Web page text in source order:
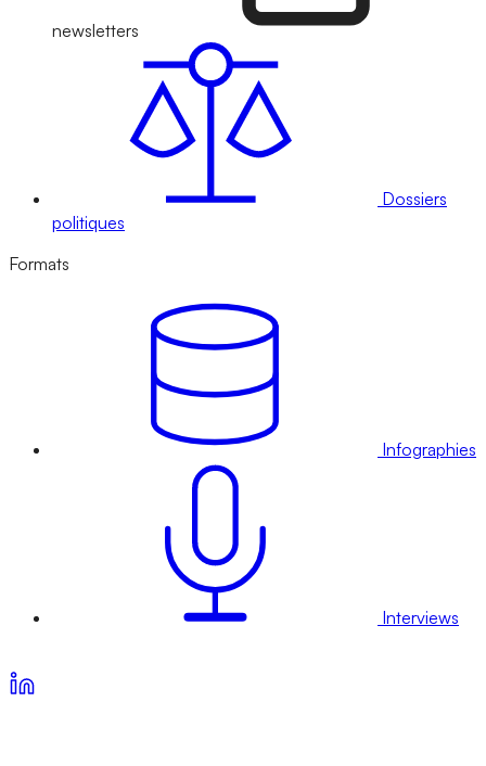
newsletters
Dossiers
politiques
Formats
Infographies
Interviews